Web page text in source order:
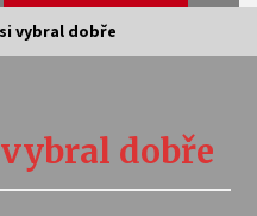
vybral dobře
dobře